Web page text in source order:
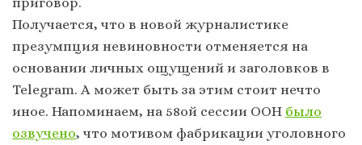
Получается, что в новой журналистике
презумпция невиновности отменяется на
основании личных ощущений и заголовков в
Telegram. А может быть за этим стоит нечто
иное. Напоминаем, на 58ой сессии ООН было
озвучено, что мотивом фабрикации уголовного